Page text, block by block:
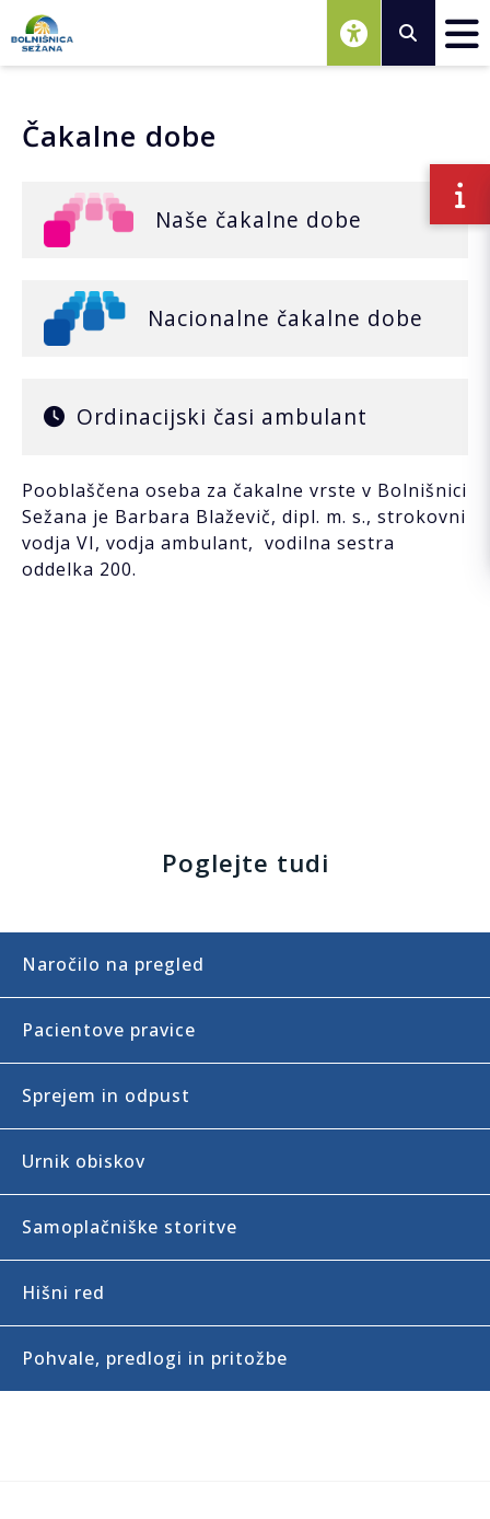
Osrednja vsebina
Čakalne dobe
Naše čakalne dobe
Nacionalne čakalne dobe
Ordinacijski časi ambulant
Pooblaščena oseba za čakalne vrste v Bolnišnici
Sežana je Barbara Blaževič, dipl. m. s., strokovni
vodja VI, vodja ambulant, vodilna sestra
oddelka 200.
Poglejte tudi
Naročilo na pregled
Pacientove pravice
Sprejem in odpust
Urnik obiskov
Samoplačniške storitve
Hišni red
Pohvale, predlogi in pritožbe